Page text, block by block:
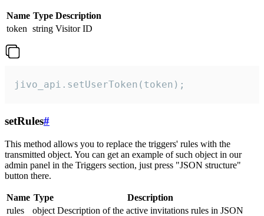
Name Type Description
token string Visitor ID
jivo_api.setUserToken(token);
setRules#
This method allows you to replace the triggers' rules with the
transmitted object. You can get an example of such object in our
admin panel in the Triggers section, just press "JSON structure"
button there.
Name Type
Description
rules
object Description of the active invitations rules in JSON